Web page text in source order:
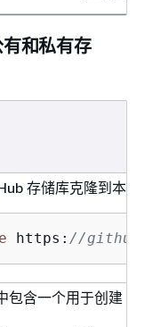
有和私有存
存储库克隆到本
https: //
包含一个用于创建